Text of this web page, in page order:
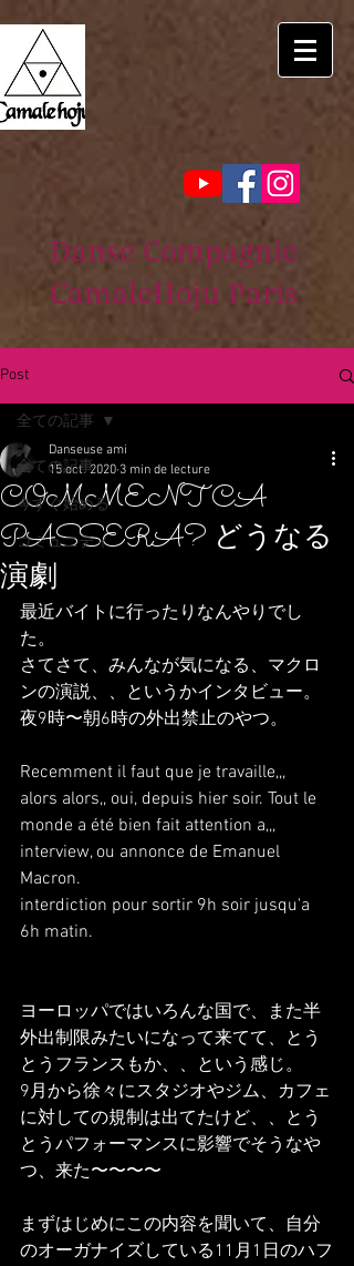
Danse Compagnie
CamaleHoju Paris
Post
全ての記事
今すぐ始める
コミュニティ
全ての記事
COMMENT CA
PASSERA? どうなる
演劇
Danseuse ami
15 oct. 2020 3 min de lecture
最近バイトに行ったりなんやりでし
た。
さてさて、みんなが気になる、マクロ
ンの演説、、というかインタビュー。
夜9時〜朝6時の外出禁止のやつ。
Recemment il faut que je travaille,,,
alors alors,, oui, depuis hier soir. Tout le
monde a été bien fait attention a,,,
interview, ou annonce de Emanuel
Macron.
interdiction pour sortir 9h soir jusqu'a
6h matin.
ヨーロッパではいろんな国で、また半
外出制限みたいになって来てて、とう
とうフランスもか、、という感じ。
9月から徐々にスタジオやジム、カフェ
に対しての規制は出てたけど、、とう
とうパフォーマンスに影響でそうなや
つ、来た〜〜〜〜
まずはじめにこの内容を聞いて、自分
のオーガナイズしている11月1日のハフ